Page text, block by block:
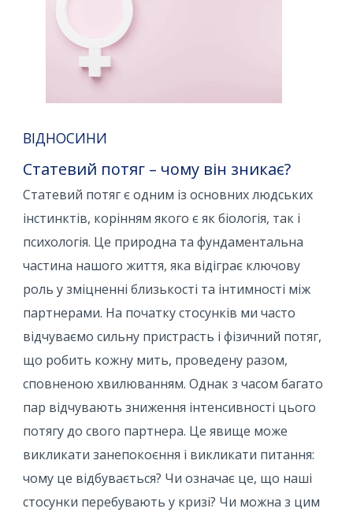
ВІДНОСИНИ
Статевий потяг – чому він зникає?
Статевий потяг є одним із основних людських
інстинктів, корінням якого є як біологія, так і
психологія. Це природна та фундаментальна
частина нашого життя, яка відіграє ключову
роль у зміцненні близькості та інтимності між
партнерами. На початку стосунків ми часто
відчуваємо сильну пристрасть і фізичний потяг,
що робить кожну мить, проведену разом,
сповненою хвилюванням. Однак з часом багато
пар відчувають зниження інтенсивності цього
потягу до свого партнера. Це явище може
викликати занепокоєння і викликати питання:
чому це відбувається? Чи означає це, що наші
стосунки перебувають у кризі? Чи можна з цим